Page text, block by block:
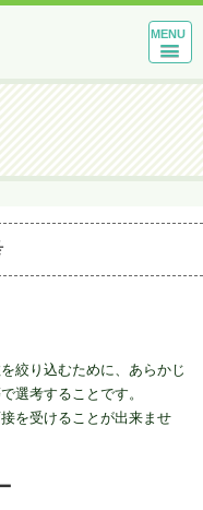
MENU
絞り込むために、あらかじ
選考することです。
を受けることが出来ませ